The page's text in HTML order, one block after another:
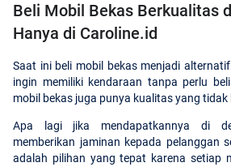
Beli Mobil Bekas Berkualitas
Hanya di Caroline.id
Saat ini beli mobil bekas menjadi
ingin memiliki kendaraan tanpa perlu
mobil bekas juga punya kualitas yang tidak
Apa lagi jika mendapatkannya di
memberikan jaminan kepada pelanggan
adalah pilihan yang tepat karena setiap